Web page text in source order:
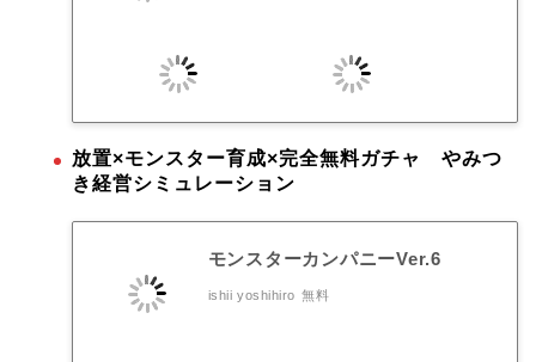
放置×モンスター育成×完全無料ガチャ やみつ
き経営シミュレーション
モンスターカンパニーVer.6
ishii yoshihiro 無料